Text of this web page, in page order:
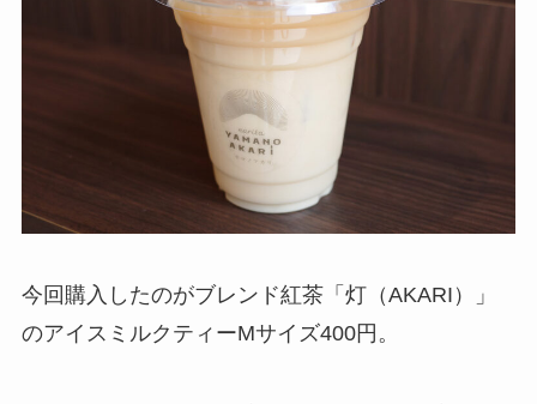
今回購入したのがブレンド紅茶「灯（AKARI）」
のアイスミルクティーMサイズ400円。